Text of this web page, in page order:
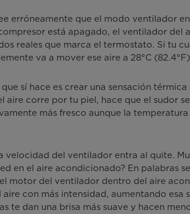
erróneamente que el modo ventilador
está apagado, el ventilador del
reales que marca el termostato. Si tu
va a mover ese aire a 28°C
sí hace es crear una sensación
aire corre por tu piel, hace que el sudor
más fresco aunque la
velocidad del ventilador entra al quite.
en el aire acondicionado? En palabras
motor del ventilador dentro del aire
con más intensidad, aumentando esa
te dan una brisa más suave y hacen